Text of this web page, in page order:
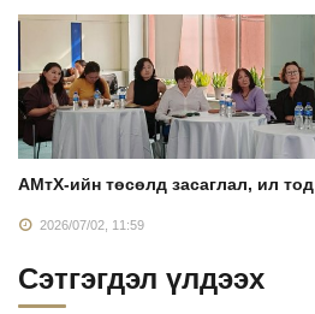
АМтХ-ийн төсөлд засаглал, ил тод
2026/07/02, 11:59
Сэтгэгдэл үлдээх